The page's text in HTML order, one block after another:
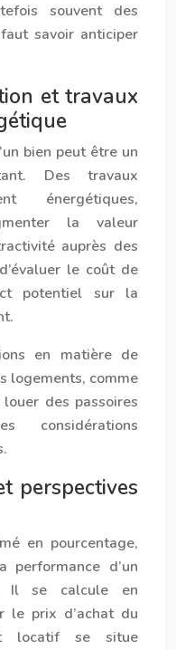
souvent des
savoir anticiper
et travaux
bien peut être un
Des travaux
énergétiques,
la valeur
auprès des
le coût de
potentiel sur la
en matière de
logements, comme
des passoires
considérations
perspectives
en pourcentage,
d’un
Il se calcule en
le prix d’achat du
locatif se situe